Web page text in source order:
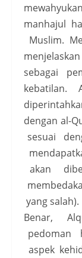
manhajul
Muslim.
sebagai
kebatilan.
dengan al-
sesuai
akan
yang salah).
Benar,
aspek